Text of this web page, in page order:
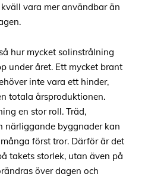
vara mer användbar än
hur mycket solinstrålning
under året. Ett mycket brant
inte vara ett hinder,
totala årsproduktionen.
en stor roll. Träd,
närliggande byggnader kan
först tror. Därför är det
takets storlek, utan även på
över dagen och